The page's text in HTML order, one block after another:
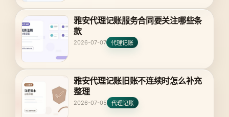
雅安代理记账服务合同要关注哪些条
款
2026-07-07 代理记账
雅安代理记账旧账不连续时怎么补充
整理
2026-07-05 代理记账